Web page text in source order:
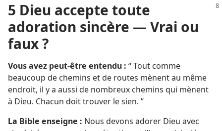
5 Dieu accepte toute
adoration sincère — Vrai ou
faux ?
Vous avez peut-être entendu : “ Tout comme
beaucoup de chemins et de routes mènent au même
endroit, il y a aussi de nombreux chemins qui mènent
à Dieu. Chacun doit trouver le sien. ”
La Bible enseigne : Nous devons adorer Dieu avec